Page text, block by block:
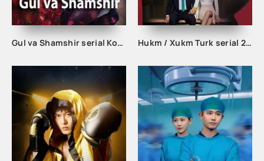
Gul va Shamshir serial Korea Barcha qismlar Uzbek tilida / Гул ва Шамшир сериал Кореа Барча қисмлар Узбек тилида Hukm / Xukm Turk serial 203. 204. 205. 206. 207. 208. 209. 210. 211. 212. 213. 214. 215 Qism Uzbek tilida Hukim Xukim Barcha qismlari